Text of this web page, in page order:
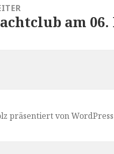
am 06.
präsentiert von WordPress